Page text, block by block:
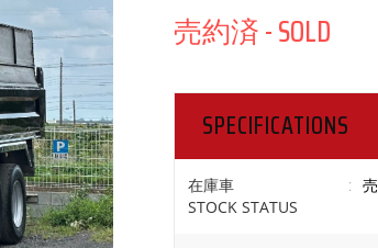
売約済 -
SPECIFICATIONS
在庫車
STOCK STATUS
: